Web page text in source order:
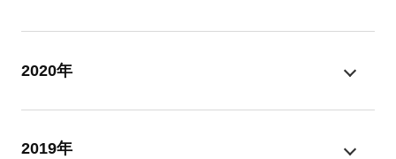
2020年
2019年